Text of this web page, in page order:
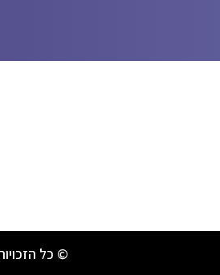
© כל